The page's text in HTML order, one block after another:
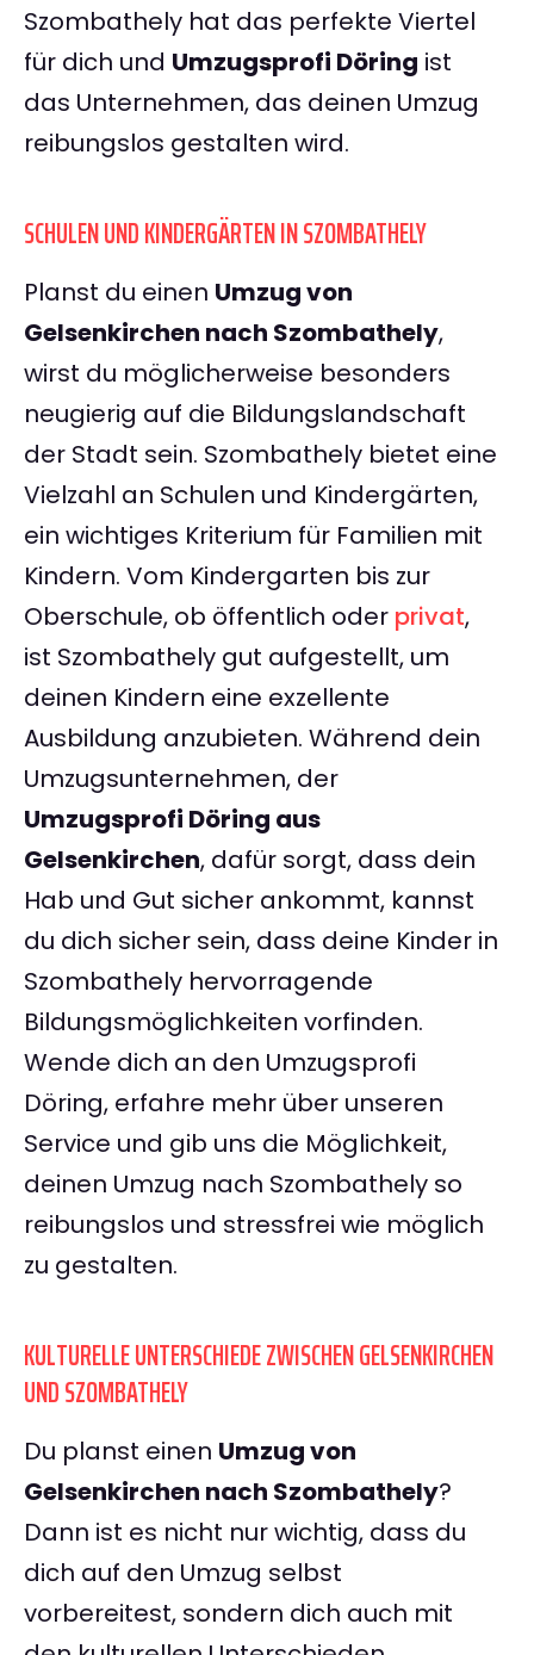
Szombathely hat das perfekte Viertel
für dich und Umzugsprofi Döring ist
das Unternehmen, das deinen Umzug
reibungslos gestalten wird.
SCHULEN UND KINDERGÄRTEN IN SZOMBATHELY
Planst du einen Umzug von
Gelsenkirchen nach Szombathely,
wirst du möglicherweise besonders
neugierig auf die Bildungslandschaft
der Stadt sein. Szombathely bietet eine
Vielzahl an Schulen und Kindergärten,
ein wichtiges Kriterium für Familien mit
Kindern. Vom Kindergarten bis zur
Oberschule, ob öffentlich oder privat,
ist Szombathely gut aufgestellt, um
deinen Kindern eine exzellente
Ausbildung anzubieten. Während dein
Umzugsunternehmen, der
Umzugsprofi Döring aus
Gelsenkirchen, dafür sorgt, dass dein
Hab und Gut sicher ankommt, kannst
du dich sicher sein, dass deine Kinder in
Szombathely hervorragende
Bildungsmöglichkeiten vorfinden.
Wende dich an den Umzugsprofi
Döring, erfahre mehr über unseren
Service und gib uns die Möglichkeit,
deinen Umzug nach Szombathely so
reibungslos und stressfrei wie möglich
zu gestalten.
KULTURELLE UNTERSCHIEDE ZWISCHEN GELSENKIRCHEN
UND SZOMBATHELY
Du planst einen Umzug von
Gelsenkirchen nach Szombathely?
Dann ist es nicht nur wichtig, dass du
dich auf den Umzug selbst
vorbereitest, sondern dich auch mit